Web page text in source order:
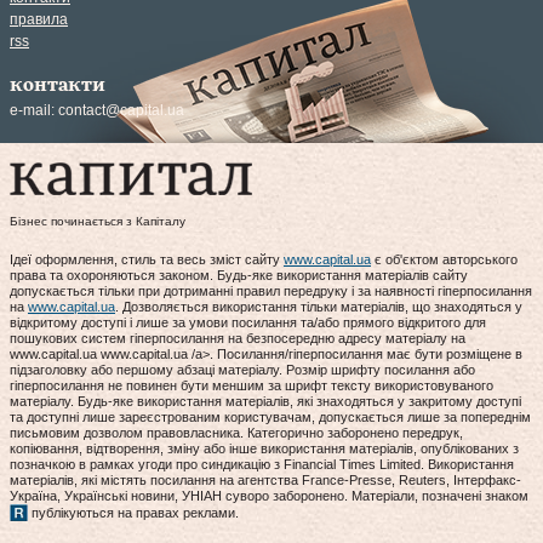
правила
rss
контакти
e-mail: contact@capital.ua
Бізнес починається з Капіталу
Ідеї оформлення, стиль та весь зміст сайту www.capital.uaє об'єктом авторського
права та охороняються законом. Будь-яке використання матеріалів сайту
допускається тільки при дотриманні правил передруку і за наявності гіперпосилання
на www.capital.ua. Дозволяється використання тільки матеріалів, що знаходяться у
відкритому доступі і лише за умови посилання та/або прямого відкритого для
пошукових систем гіперпосилання на безпосередню адресу матеріалу на
www.capital.ua www.capital.ua /a>. Посилання/гіперпосилання має бути розміщене в
підзаголовку або першому абзаці матеріалу. Розмір шрифту посилання або
гіперпосилання не повинен бути меншим за шрифт тексту використовуваного
матеріалу. Будь-яке використання матеріалів, які знаходяться у закритому доступі
та доступні лише зареєстрованим користувачам, допускається лише за попереднім
письмовим дозволом правовласника. Категорично заборонено передрук,
копіювання, відтворення, зміну або інше використання матеріалів, опублікованих з
позначкою в рамках угоди про синдикацію з Financial Times Limited. Використання
матеріалів, які містять посилання на агентства France-Presse, Reuters, Інтерфакс-
Україна, Українські новини, УНІАН суворо заборонено. Матеріали, позначені знаком
публікуються на правах реклами.